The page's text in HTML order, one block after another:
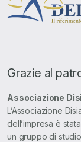
Grazie al
Associazione
L’Associazione
dell’impresa è
un gruppo di